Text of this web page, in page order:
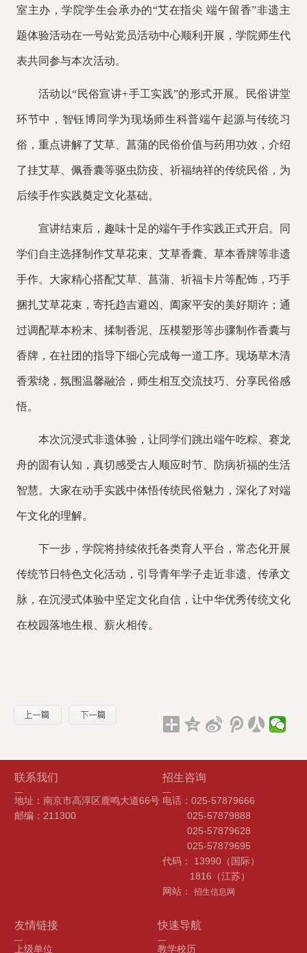
室主办，学院学生会承办的“艾在指尖 端午留香”非遗主
题体验活动在一号站党员活动中心顺利开展，学院师生代
表共同参与本次活动。
活动以“民俗宣讲+手工实践”的形式开展。民俗讲堂
环节中，智钰博同学为现场师生科普端午起源与传统习
俗，重点讲解了艾草、菖蒲的民俗价值与药用功效，介绍
了挂艾草、佩香囊等驱虫防疫、祈福纳祥的传统民俗，为
后续手作实践奠定文化基础。
宣讲结束后，趣味十足的端午手作实践正式开启。同
学们自主选择制作艾草花束、艾草香囊、草本香牌等非遗
手作。大家精心搭配艾草、菖蒲、祈福卡片等配饰，巧手
捆扎艾草花束，寄托趋吉避凶、阖家平安的美好期许；通
过调配草本粉末、揉制香泥、压模塑形等步骤制作香囊与
香牌，在社团的指导下细心完成每一道工序。现场草木清
香萦绕，氛围温馨融洽，师生相互交流技巧、分享民俗感
悟。
本次沉浸式非遗体验，让同学们跳出端午吃粽、赛龙
舟的固有认知，真切感受古人顺应时节、防病祈福的生活
智慧。大家在动手实践中体悟传统民俗魅力，深化了对端
午文化的理解。
下一步，学院将持续依托各类育人平台，常态化开展
传统节日特色文化活动，引导青年学子走近非遗、传承文
脉，在沉浸式体验中坚定文化自信，让中华优秀传统文化
在校园落地生根、薪火相传。
联系我们
地址：南京市高淳区鹿鸣大道66号
邮编：211300
招生咨询
电话：025-57879666
025-57879888
025-57879628
025-57879695
代码： 13990（国际）
1816（江苏）
网站： 招生信息网
友情链接
上级单位
快速导航
教学校历